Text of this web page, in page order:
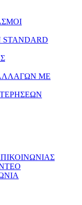
STANDARD
ΜΕ